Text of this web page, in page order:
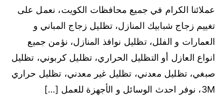
عملائنا الكرام في جميع محافظات الكويت، نعمل على
تغييم زجاج شبابيك المنازل، تظليل زجاج المباني و
العمارات و الفلل، تظليل نوافذ المنازل، نؤمن جميع
انواع العازل أو التظليل الحراري، تظليل كربوني، تظليل
صبغي، تظليل معدني، تظليل غير معدني، تظليل حراري
3M، نوفر احدث الوسائل و الأجهزة للعمل […]